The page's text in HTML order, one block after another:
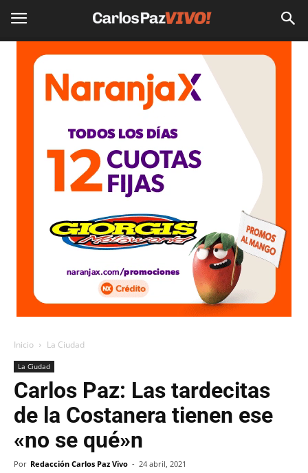
Inicio La Ciudad
La Ciudad
Carlos Paz: Las tardecitas
de la Costanera tienen ese
«no se qué»n
Por Redacción Carlos Paz Vivo - 24 abril, 2021